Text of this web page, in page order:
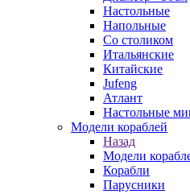
Настольные
Напольные
Со столиком
Итальянские
Китайские
Jufeng
Атлант
Настольные
Модели кораблей
Назад
Модели
Корабли
Парусники